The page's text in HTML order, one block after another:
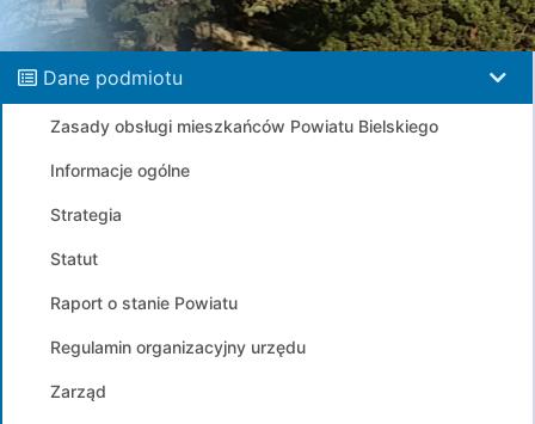
Dane podmiotu
Zasady obsługi mieszkańców Powiatu Bielskiego
Informacje ogólne
Strategia
Statut
Raport o stanie Powiatu
Regulamin organizacyjny urzędu
Zarząd